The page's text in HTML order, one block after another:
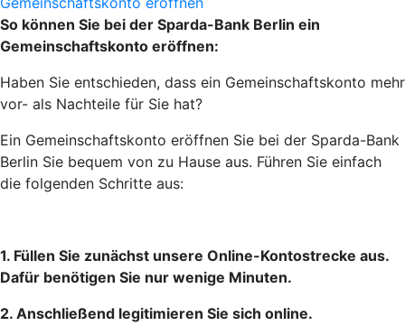
So können Sie bei der Sparda-Bank Berlin ein
Gemeinschaftskonto eröffnen:
Haben Sie entschieden, dass ein Gemeinschaftskonto mehr
vor- als Nachteile für Sie hat?
Ein Gemeinschaftskonto eröffnen Sie bei der Sparda-Bank
Berlin Sie bequem von zu Hause aus. Führen Sie einfach
die folgenden Schritte aus:
1. Füllen Sie zunächst unsere Online-Kontostrecke aus.
Dafür benötigen Sie nur wenige Minuten.
2. Anschließend legitimieren Sie sich online.